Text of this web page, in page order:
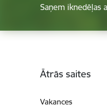
Saņem iknedēļas
Ātrās saites
Vakances